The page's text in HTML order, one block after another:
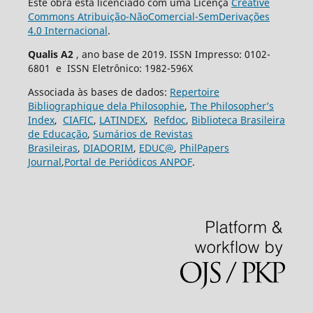
Este obra está licenciado com uma Licença Creative
Commons Atribuição-NãoComercial-SemDerivações
4.0 Internacional.
Qualis A2 , ano base de 2019. ISSN Impresso: 0102-
6801 e ISSN Eletrônico: 1982-596X
Associada às bases de dados: Repertoire
Bibliographique dela Philosophie, The Philosopher’s
Index, CIAFIC, LATINDEX, Refdoc, Biblioteca Brasileira
de Educação, Sumários de Revistas
Brasileiras, DIADORIM, EDUC@, PhilPapers
Journal,Portal de Periódicos ANPOF.